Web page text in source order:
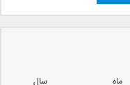
ماه
سال